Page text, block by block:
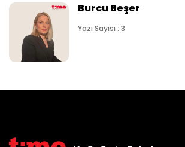
Burcu Beşer
Yazı Sayısı : 3